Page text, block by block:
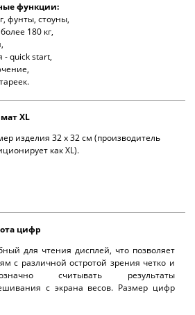
функции:
фунты, стоуны,
180 кг,
- quick start,
XL
изделия 32 x 32 см (производитель
как XL).
цифр
для чтения дисплей, что позволяет
с различной остротой зрения четко и
считывать результаты
с экрана весов. Размер цифр